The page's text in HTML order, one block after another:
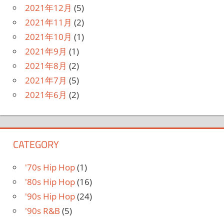
2021年12月 (5)
2021年11月 (2)
2021年10月 (1)
2021年9月 (1)
2021年8月 (2)
2021年7月 (5)
2021年6月 (2)
CATEGORY
'70s Hip Hop(1)
'80s Hip Hop(16)
'90s Hip Hop(24)
'90s R&B (5)